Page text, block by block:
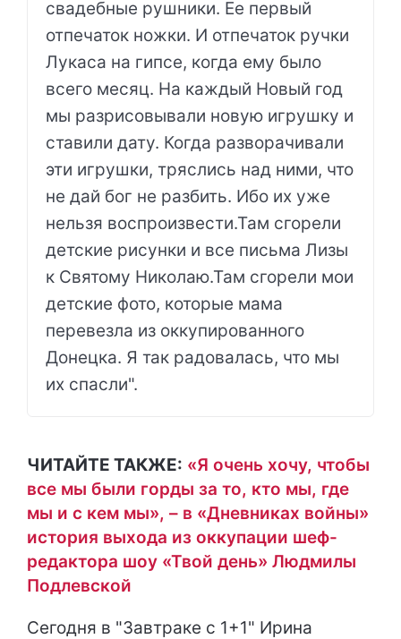
свадебные рушники. Ее первый
отпечаток ножки. И отпечаток ручки
Лукаса на гипсе, когда ему было
всего месяц. На каждый Новый год
мы разрисовывали новую игрушку и
ставили дату. Когда разворачивали
эти игрушки, тряслись над ними, что
не дай бог не разбить. Ибо их уже
нельзя воспроизвести.Там сгорели
детские рисунки и все письма Лизы
к Святому Николаю.Там сгорели мои
детские фото, которые мама
перевезла из оккупированного
Донецка. Я так радовалась, что мы
их спасли".
ЧИТАЙТЕ ТАКЖЕ: «Я очень хочу, чтобы
все мы были горды за то, кто мы, где
мы и с кем мы», – в «Дневниках войны»
история выхода из оккупации шеф-
редактора шоу «Твой день» Людмилы
Подлевской
Сегодня в "Завтраке с 1+1" Ирина